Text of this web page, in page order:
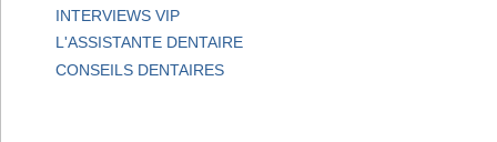
INTERVIEWS VIP
L'ASSISTANTE DENTAIRE
CONSEILS DENTAIRES